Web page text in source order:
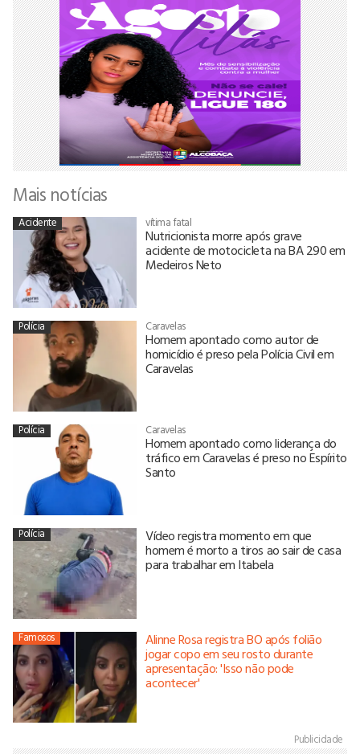
Mais notícias
Acidente vítima fatal
Nutricionista morre após grave
acidente de motocicleta na BA 290 em
Medeiros Neto
Polícia Caravelas
Homem apontado como autor de
homicídio é preso pela Polícia Civil em
Caravelas
Polícia Caravelas
Homem apontado como liderança do
tráfico em Caravelas é preso no Espírito
Santo
Polícia Vídeo registra momento em que
homem é morto a tiros ao sair de casa
para trabalhar em Itabela
Famosos Alinne Rosa registra BO após folião
jogar copo em seu rosto durante
apresentação: 'Isso não pode
acontecer'
Publicidade